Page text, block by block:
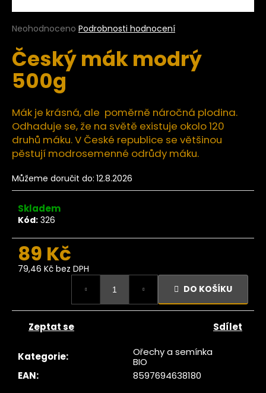
Průměrné
produktu
je
0,0
z
hvězdiček.
Neohodnoceno Podrobnosti hodnocení
Český mák modrý
500g
Mák je krásná, ale poměrně náročná plodina.
Odhaduje se, že na světě existuje okolo 120
druhů máku. V České republice se většinou
pěstují modrosemenné odrůdy máku.
Můžeme doručit do: 12.8.2026
Skladem
Kód: 326
89 Kč
79,46 Kč bez DPH
DO KOŠÍKU
Kategorie:
Ořechy a semínka
BIO
EAN: 8597694638180
Zeptat se Sdílet
a
j
í
t
?
HLEDAT
D
o
p
r
u
č
e